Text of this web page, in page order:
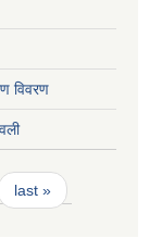
विवरण
last »